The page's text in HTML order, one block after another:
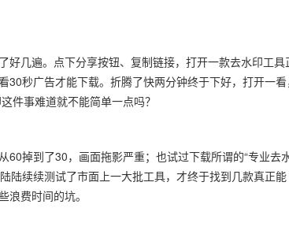
几遍。点下分享按钮、复制链接，打开一款去水印工具
秒广告才能下载。折腾了快两分钟终于下好，打开一看
件事难道就不能简单一点吗？
掉到了30，画面拖影严重；也试过下载所谓的“专业去
陆续续测试了市面上一大批工具，才终于找到几款真正能
费时间的坑。